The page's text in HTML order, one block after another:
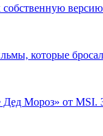
собственную
которые
Дед Мороз» от